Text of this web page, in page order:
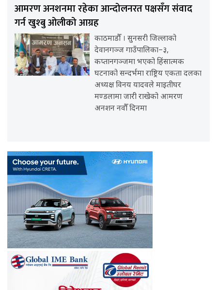
आमरण अनशनमा रहेका आन्दोलनरत पक्षसँग संवाद
गर्न खुश्बु ओलीको आग्रह
काठमाडौँ । सुनसरी जिल्लाको
देवानगञ्ज गाउँपालिका–३,
कप्तानगञ्जमा भएको हिंसात्मक
घटनाको सन्दर्भमा राष्ट्रिय एकता दलका
अध्यक्ष विनय यादवले माइतीघर
मण्डलामा जारी राखेको आमरण
अनशन नवौँ दिनमा